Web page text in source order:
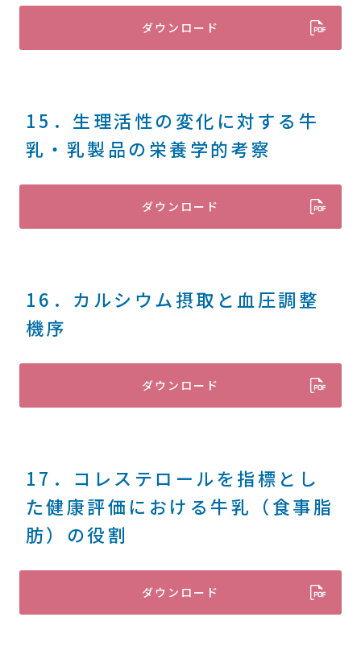
ダウンロード
15．生理活性の変化に対する牛
乳・乳製品の栄養学的考察
ダウンロード
16．カルシウム摂取と血圧調整
機序
ダウンロード
17．コレステロールを指標とし
た健康評価における牛乳（食事脂
肪）の役割
ダウンロード